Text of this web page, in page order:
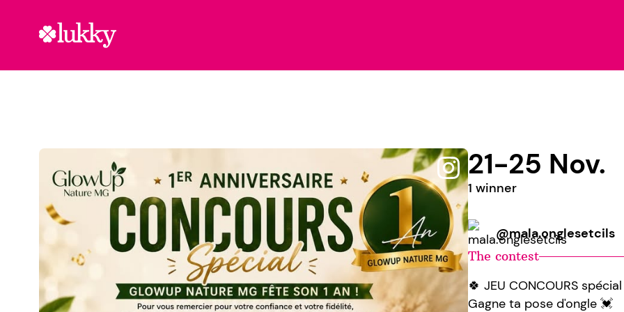
21-25 Nov.
1 winner
@mala.onglesetcils
The contest
🍀 JEU CONCOURS
Gagne ta pose d'ongle 💓